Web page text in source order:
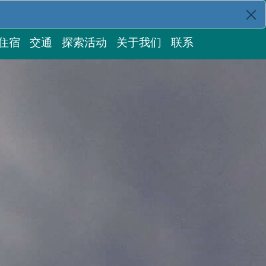
宿 交通 探索活动 关于我们 联系